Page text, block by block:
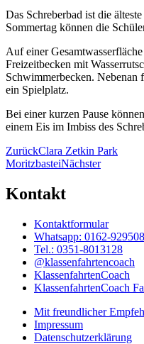
Das Schreberbad ist die
Sommertag können die
Auf einer
Freizeitbecken mit
Schwimmerbecken. Nebenan
ein Spielplatz.
Bei einer kurzen Pause
einem Eis im Imbiss des
ZurückClara Zetkin Park
MoritzbasteiNächster
Kontakt
Kontaktformular
Whatsapp: 0162-
Tel.: 0351-8013128
@klassenfahrtencoach
KlassenfahrtenCoach
KlassenfahrtenCoach
Mit freundlicher
Impressum
Datenschutzerklärung